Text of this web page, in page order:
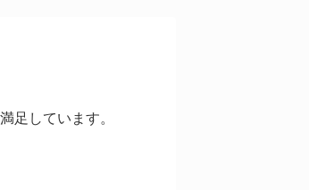
足しています。